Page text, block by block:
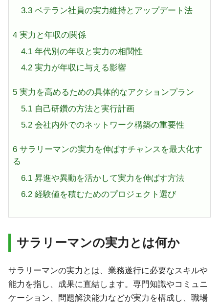
3.3ベテラン社員の実力維持とアップデート法
4 実力と年収の関係
4.1年代別の年収と実力の相関性
4.2実力が年収に与える影響
5 実力を高めるための具体的なアクションプラン
5.1自己研鑽の方法と実行計画
5.2会社内外でのネットワーク構築の重要性
6 サラリーマンの実力を伸ばすチャンスを最大化す
る
6.1昇進や異動を活かして実力を伸ばす方法
6.2経験値を積むためのプロジェクト選び
サラリーマンの実力とは何か
サラリーマンの実力とは、業務遂行に必要なスキルや
能力を指し、成果に直結します。専門知識やコミュニ
ケーション、問題解決能力などが実力を構成し、職場